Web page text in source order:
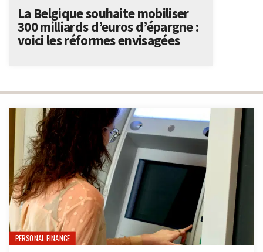
PERSONAL FINANCE
La Belgique souhaite mobiliser
300 milliards d’euros d’épargne :
voici les réformes envisagées